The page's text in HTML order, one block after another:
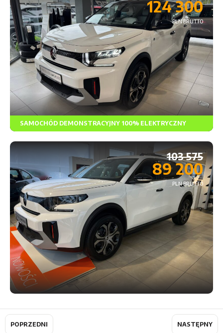
124 300
PLN BRUTTO
SAMOCHÓD DEMONSTRACYJNY 100% ELEKTRYCZNY
103 575
89 200
PLN BRUTTO
Rodzaj paliwa Skrzynia biegów Napęd
POPRZEDNI NASTĘPNY